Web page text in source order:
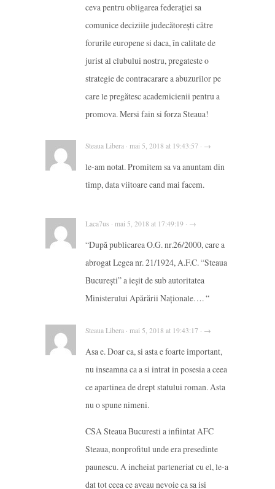
ceva pentru obligarea federației sa
comunice deciziile judecătorești către
forurile europene si daca, în calitate de
jurist al clubului nostru, pregateste o
strategie de contracarare a abuzurilor pe
care le pregătesc academicienii pentru a
promova. Mersi fain si forza Steaua!
Steaua Libera · mai 5, 2018 at 19:43:57 · →
le-am notat. Promitem sa va anuntam din
timp, data viitoare cand mai facem.
Laca7us · mai 5, 2018 at 17:49:19 · →
“După publicarea O.G. nr.26/2000, care a
abrogat Legea nr. 21/1924, A.F.C. “Steaua
Bucureşti” a ieşit de sub autoritatea
Ministerului Apărării Naţionale…. “
Steaua Libera · mai 5, 2018 at 19:43:17 · →
Asa e. Doar ca, si asta e foarte important,
nu inseamna ca a si intrat in posesia a ceea
ce apartinea de drept statului roman. Asta
nu o spune nimeni.
CSA Steaua Bucuresti a infiintat AFC
Steaua, nonprofitul unde era presedinte
paunescu. A incheiat parteneriat cu el, le-a
dat tot ceea ce aveau nevoie ca sa isi